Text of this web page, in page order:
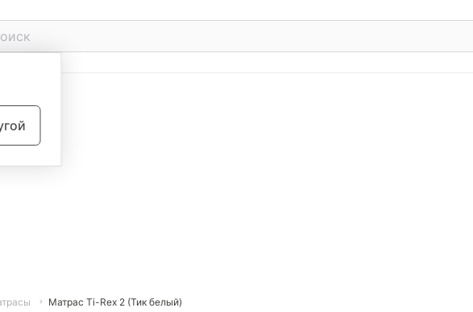
Матрас Ti-Rex 2 (Тик белый)